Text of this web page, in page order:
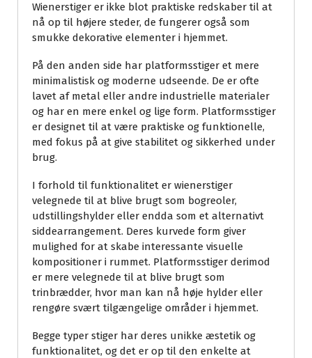
Wienerstiger er ikke blot praktiske redskaber til at
nå op til højere steder, de fungerer også som
smukke dekorative elementer i hjemmet.
På den anden side har platformsstiger et mere
minimalistisk og moderne udseende. De er ofte
lavet af metal eller andre industrielle materialer
og har en mere enkel og lige form. Platformsstiger
er designet til at være praktiske og funktionelle,
med fokus på at give stabilitet og sikkerhed under
brug.
I forhold til funktionalitet er wienerstiger
velegnede til at blive brugt som bogreoler,
udstillingshylder eller endda som et alternativt
siddearrangement. Deres kurvede form giver
mulighed for at skabe interessante visuelle
kompositioner i rummet. Platformsstiger derimod
er mere velegnede til at blive brugt som
trinbrædder, hvor man kan nå høje hylder eller
rengøre svært tilgængelige områder i hjemmet.
Begge typer stiger har deres unikke æstetik og
funktionalitet, og det er op til den enkelte at